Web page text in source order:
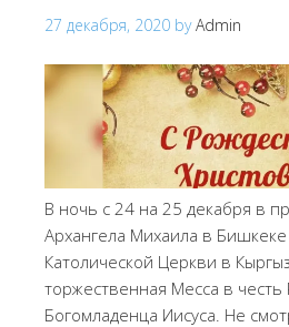
27 декабря, 2020 byAdmin
В ночь с 24 на 25 декабря в
Архангела Михаила в
Католической Церкви в
торжественная Месса в честь
Богомладенца Иисуса. Не